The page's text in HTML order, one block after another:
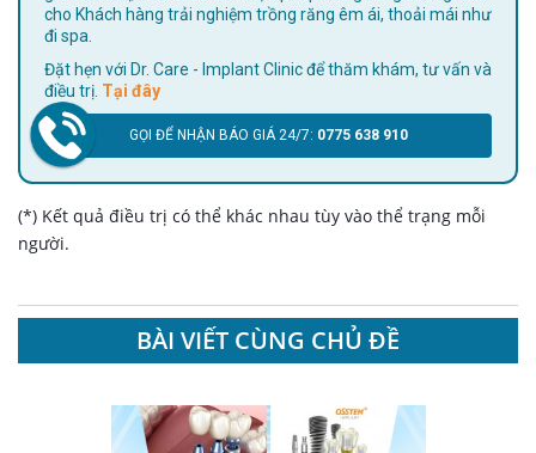
cho Khách hàng trải nghiệm trồng răng êm ái, thoải mái như
đi spa.
Đặt hẹn với Dr. Care - Implant Clinic để thăm khám, tư vấn và
điều trị. Tại đây
GỌI ĐỂ NHẬN BÁO GIÁ 24/7: 0775 638 910
(*) Kết quả điều trị có thể khác nhau tùy vào thể trạng mỗi
người.
BÀI VIẾT CÙNG CHỦ ĐỀ